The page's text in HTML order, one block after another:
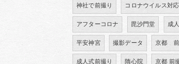
神社で前撮り コロナウイルス対応
アフターコロナ 毘沙門堂 成
平安神宮 撮影データ 京都 前
成人式前撮り 隋心院 京都 前